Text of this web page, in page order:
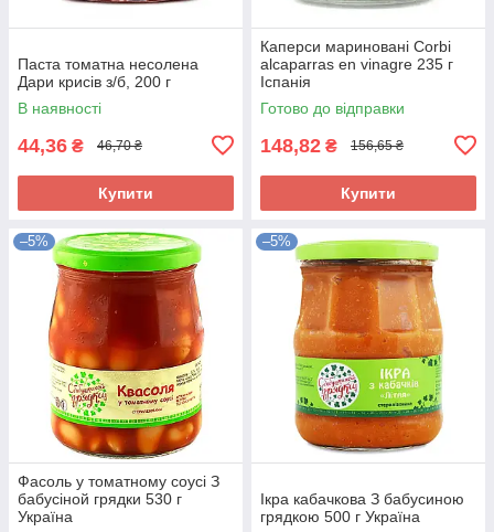
Паста томатна несолена
Дари крисів з/б, 200 г
В наявності
44,36 ₴ 46,70 ₴
Купити
Каперси мариновані Corbi
alcaparras en vinagre 235 г
Іспанія
Готово до відправки
148,82 ₴ 156,65 ₴
Купити
–5%
Фасоль у томатному соусі З
бабусіной грядки 530 г
Україна
–5%
Ікра кабачкова З бабусиною
грядкою 500 г Україна